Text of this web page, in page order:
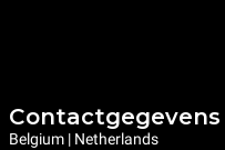
Belgium | Netherlands